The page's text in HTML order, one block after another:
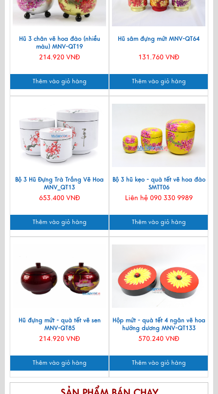
Hũ 3 chân vẽ hoa đào (nhiều
màu) MNV-QT19
214.920 VNĐ
Thêm vào giỏ hàng
Hũ sâm đựng mứt MNV-QT64
131.760 VNĐ
Thêm vào giỏ hàng
Bộ 3 Hũ Đựng Trà Trắng Vẽ Hoa
MNV_QT13
653.400 VNĐ
Thêm vào giỏ hàng
Bộ 3 hũ kẹo - quà tết vẽ hoa đào
SMTT06
Liên hệ 090 330 9989
Thêm vào giỏ hàng
Hũ đựng mứt - quà tết vẽ sen
MNV-QT85
214.920 VNĐ
Thêm vào giỏ hàng
Hộp mứt - quà tết 4 ngăn vẽ hoa
hướng dương MNV-QT133
570.240 VNĐ
Thêm vào giỏ hàng